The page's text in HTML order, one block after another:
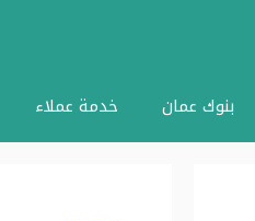
بنوك عمان خدمة عملاء